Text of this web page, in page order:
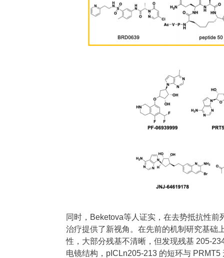
同时，Beketova等人证实，在去势抵抗性
治疗提供了新视角。在先前的机制研究基础
性，大部分残基不清晰，但发现残基 205-
电镜结构，pICLn205-213 的短环与